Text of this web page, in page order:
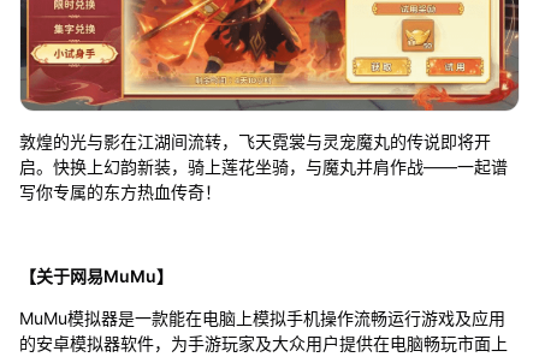
敦煌的光与影在江湖间流转，飞天霓裳与灵宠魔丸的传说即将开
启。快换上幻韵新装，骑上莲花坐骑，与魔丸并肩作战——一起谱
写你专属的东方热血传奇！
【关于网易MuMu】
MuMu模拟器是一款能在电脑上模拟手机操作流畅运行游戏及应用
的安卓模拟器软件，为手游玩家及大众用户提供在电脑畅玩市面上